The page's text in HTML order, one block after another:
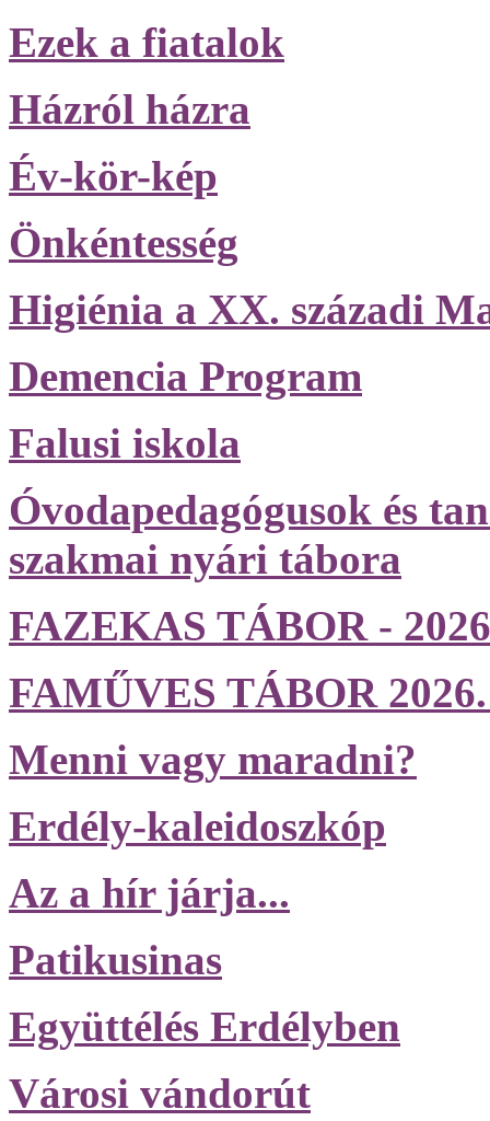
Ezek a fiatalok
Házról házra
Év-kör-kép
Önkéntesség
Higiénia a XX. századi
Demencia Program
Falusi iskola
Óvodapedagógusok és
szakmai nyári tábora
FAZEKAS TÁBOR -
FAMŰVES TÁBOR
Menni vagy maradni?
Erdély-kaleidoszkóp
Az a hír járja...
Patikusinas
Együttélés Erdélyben
Városi vándorút